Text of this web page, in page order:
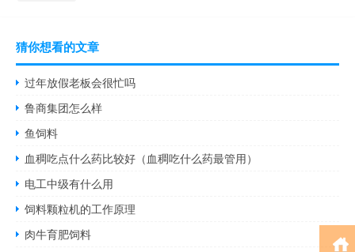
猜你想看的文章
过年放假老板会很忙吗
鲁商集团怎么样
鱼饲料
血稠吃点什么药比较好（血稠吃什么药最管用）
电工中级有什么用
饲料颗粒机的工作原理
肉牛育肥饲料